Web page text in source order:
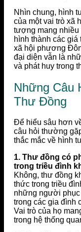
Nhìn chung, hình
của một vai trò xã
tượng mang nhiều
hình thành các
xã hội phương
đại diện vẫn là
và phát huy trong
Những Câu
Thư Đồng
Để hiểu sâu hơn
câu hỏi thường
thắc mắc về hình
1. Thư đồng có
trong triều đình
Không, thư đồng
thức trong triều
những người
trong các gia đình
Vai trò của họ
trong hệ thống